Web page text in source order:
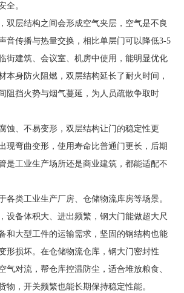
全。
双层结构之间会形成空气夹层，空气是不良
音传播与热量交换，相比单层门可以降低3-5
街建筑、会议室、机房中使用，能明显优化
本身防火阻燃，双层结构延长了耐火时间，
阻挡火势与烟气蔓延，为人员疏散争取时
蚀、不易变形，双层结构让门的稳定性更
现弯曲变形，使用寿命比普通门更长，后期
是工业生产场所还是商业建筑，都能适配不
各类工业生产厂房、仓储物流库房等场景。
设备体积大、进出频繁，钢大门能做超大尺
和大型工件的运输需求，坚固的钢结构也能
形损坏。在仓储物流仓库，钢大门密封性
气对流，帮仓库控温防尘，适合堆放粮食、
物，开关频繁也能长期保持稳定性能。